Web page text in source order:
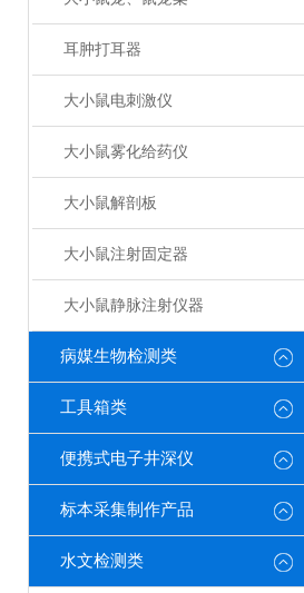
耳肿打耳器
大小鼠电刺激仪
大小鼠雾化给药仪
大小鼠解剖板
大小鼠注射固定器
大小鼠静脉注射仪器
病媒生物检测类
工具箱类
便携式电子井深仪
标本采集制作产品
水文检测类